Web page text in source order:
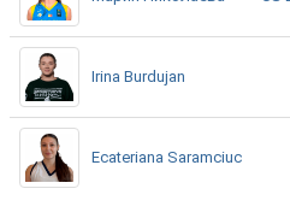
Irina Burdujan
Ecateriana Saramciuc